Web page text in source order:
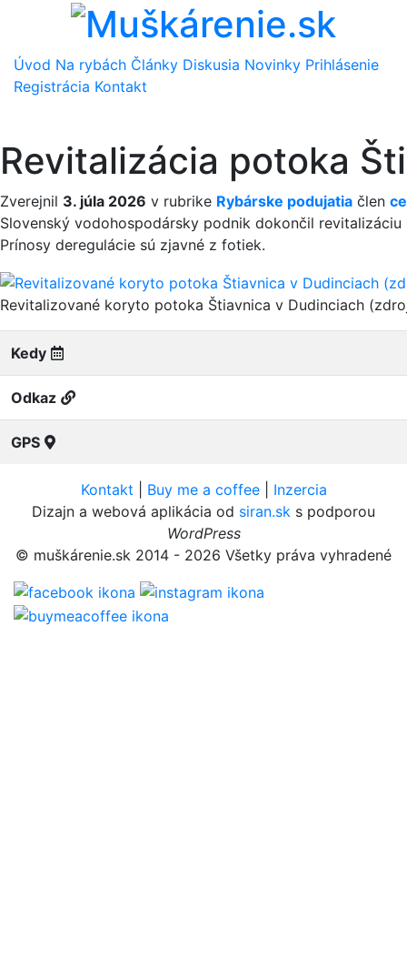
Úvod Na rybách Články Diskusia Novinky Prihlásenie
Registrácia Kontakt
Revitalizácia potoka
Zverejnil 3. júla 2026 v rubrike Rybárske podujatia člen
Slovenský vodohospodársky podnik dokončil
Prínosy deregulácie sú zjavné z fotiek.
Revitalizované koryto potoka Štiavnica v Dudinciach
Kedy
Odkaz
GPS
Kontakt Buy me a coffee| Inzercia
Dizajn a webová aplikácia od siran.sk s podporou
WordPress
© muškárenie.sk 2014 - 2026 Všetky práva vyhradené